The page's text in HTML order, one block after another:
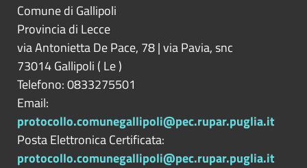
Comune di Gallipoli
Provincia di Lecce
via Antonietta De Pace, 78 | via Pavia, snc
73014Gallipoli ( Le)
Telefono: 0833275501
Email:
protocollo.comunegallipoli@pec.rupar.puglia.it
Posta Elettronica Certificata:
protocollo.comunegallipoli@pec.rupar.puglia.it